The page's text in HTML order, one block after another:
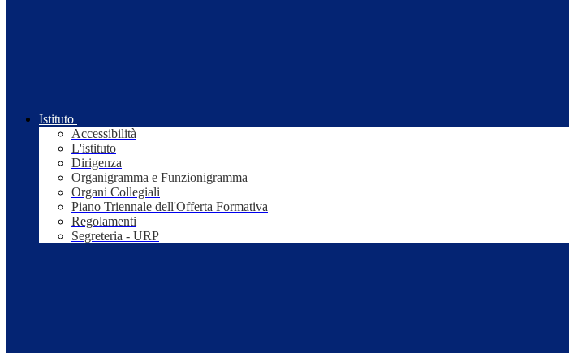
Istituto
Accessibilità
L'istituto
Dirigenza
Organigramma e Funzionigramma
Organi Collegiali
Piano Triennale dell'Offerta Formativa
Regolamenti
Segreteria - URP